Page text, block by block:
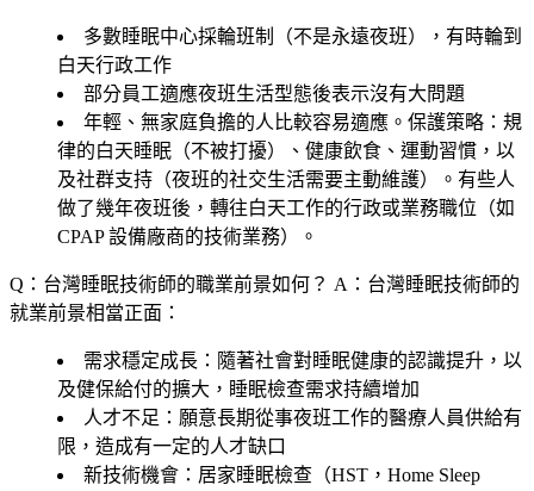
多數睡眠中心採輪班制（不是永遠夜班），有時輪到
白天行政工作
部分員工適應夜班生活型態後表示沒有大問題
年輕、無家庭負擔的人比較容易適應。保護策略：規
律的白天睡眠（不被打擾）、健康飲食、運動習慣，以
及社群支持（夜班的社交生活需要主動維護）。有些人
做了幾年夜班後，轉往白天工作的行政或業務職位（如
CPAP 設備廠商的技術業務）。
Q：台灣睡眠技術師的職業前景如何？ A：台灣睡眠技術師的
就業前景相當正面：
需求穩定成長 ：隨著社會對睡眠健康的認識提升，以
及健保給付的擴大，睡眠檢查需求持續增加
人才不足 ：願意長期從事夜班工作的醫療人員供給有
限，造成有一定的人才缺口
新技術機會 ：居家睡眠檢查（HST，Home Sleep